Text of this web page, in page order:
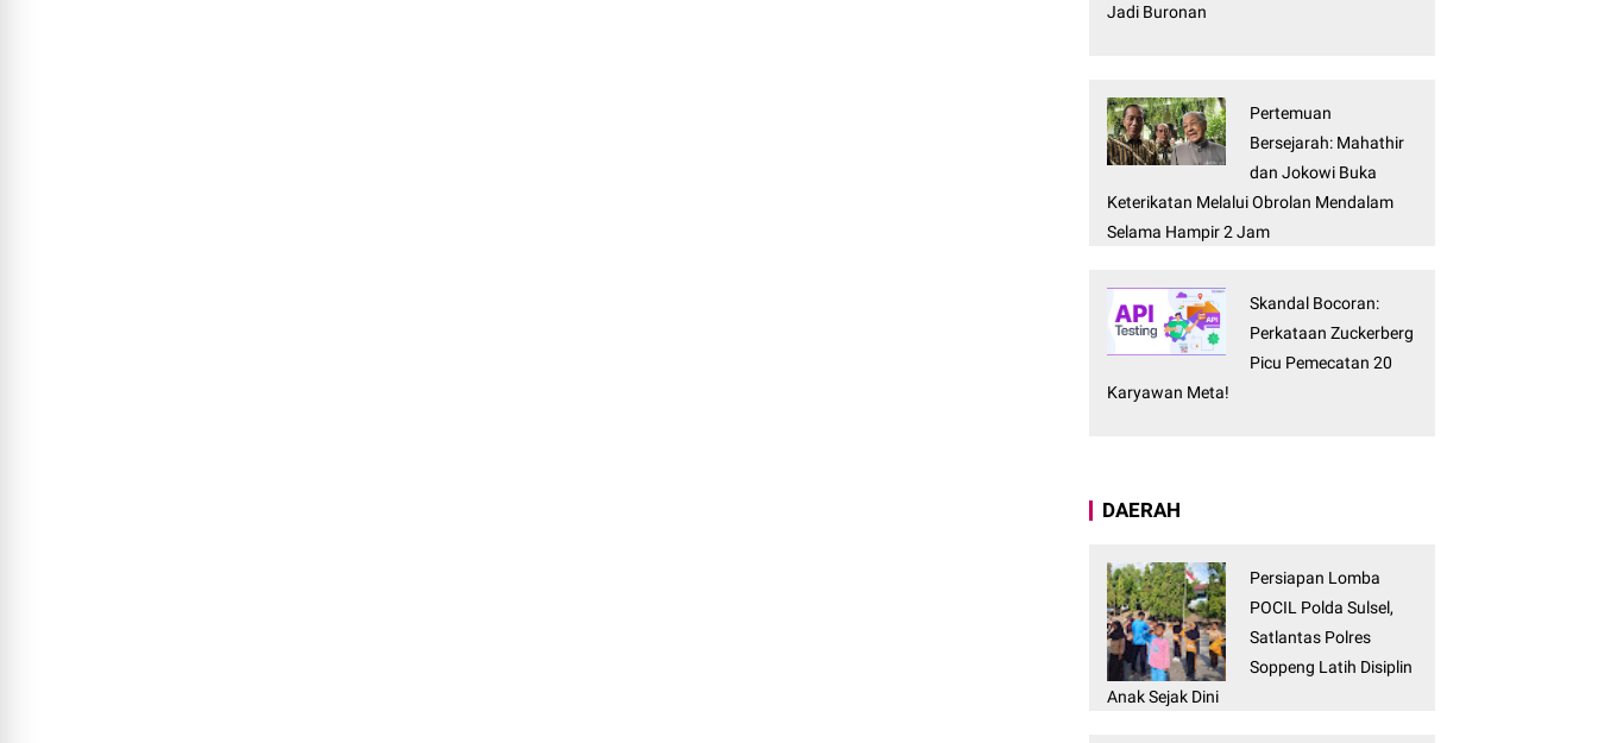
Jadi Buronan
Pertemuan
Bersejarah: Mahathir
dan Jokowi Buka
Keterikatan Melalui Obrolan Mendalam
Selama Hampir 2 Jam
Skandal Bocoran:
Perkataan Zuckerberg
Picu Pemecatan 20
Karyawan Meta!
DAERAH
Persiapan Lomba
POCIL Polda Sulsel,
Satlantas Polres
Soppeng Latih Disiplin
Anak Sejak Dini